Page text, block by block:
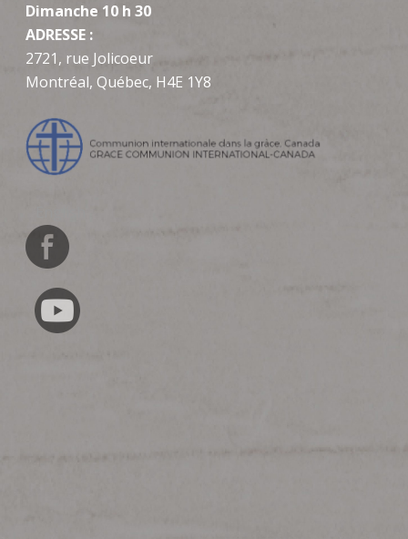
Dimanche 10 h 30
ADRESSE :
2721, rue Jolicoeur
Montréal, Québec, H4E 1Y8